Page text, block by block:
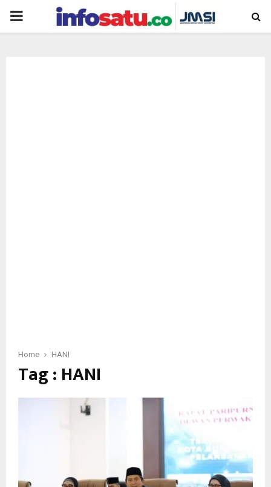
PRIMARY
Home HANI
Tag : HANI